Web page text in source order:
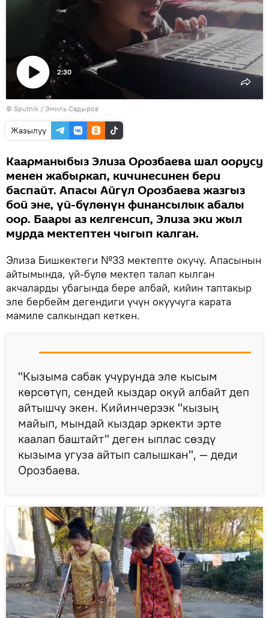
Видеону
көрсөтүү
2:30
© Sputnik / Эмиль Садыров
Жазылуу
Каарманыбыз Элиза Орозбаева шал оорусу
менен жабыркап, кичинесинен бери
баспайт. Апасы Айгүл Орозбаева жазгыз
бой эне, үй-бүлөнүн финансылык абалы
оор. Баары аз келгенсип, Элиза эки жыл
мурда мектептен чыгып калган.
Элиза Бишкектеги №33 мектепте окучу. Апасынын
айтымында, үй-бүлө мектеп талап кылган
акчаларды убагында бере албай, кийин таптакыр
эле бербейм дегендиги үчүн окуучуга карата
мамиле салкындап кеткен.
"Кызыма сабак учурунда эле кысым
көрсөтүп, сендей кыздар окуй албайт деп
айтышчу экен. Кийинчерээк "кызың
майып, мындай кыздар эркекти эрте
каалап баштайт" деген ыплас сөздү
кызыма угуза айтып салышкан", — деди
Орозбаева.